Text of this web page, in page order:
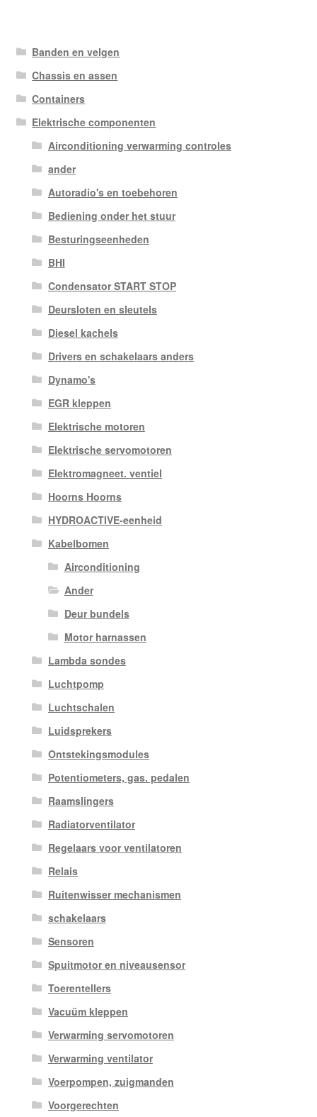
Banden en velgen
Chassis en assen
Containers
Elektrische componenten
Airconditioning verwarming controles
ander
Autoradio's en toebehoren
Bediening onder het stuur
Besturingseenheden
BHI
Condensator START STOP
Deursloten en sleutels
Diesel kachels
Drivers en schakelaars anders
Dynamo's
EGR kleppen
Elektrische motoren
Elektrische servomotoren
Elektromagneet. ventiel
Hoorns Hoorns
HYDROACTIVE-eenheid
Kabelbomen
Airconditioning
Ander
Deur bundels
Motor harnassen
Lambda sondes
Luchtpomp
Luchtschalen
Luidsprekers
Ontstekingsmodules
Potentiometers, gas. pedalen
Raamslingers
Radiatorventilator
Regelaars voor ventilatoren
Relais
Ruitenwisser mechanismen
schakelaars
Sensoren
Spuitmotor en niveausensor
Toerentellers
Vacuüm kleppen
Verwarming servomotoren
Verwarming ventilator
Voerpompen, zuigmanden
Voorgerechten